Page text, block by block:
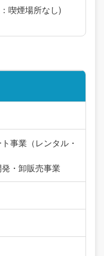
喫煙場所なし)
事業（レンタル・
・卸販売事業